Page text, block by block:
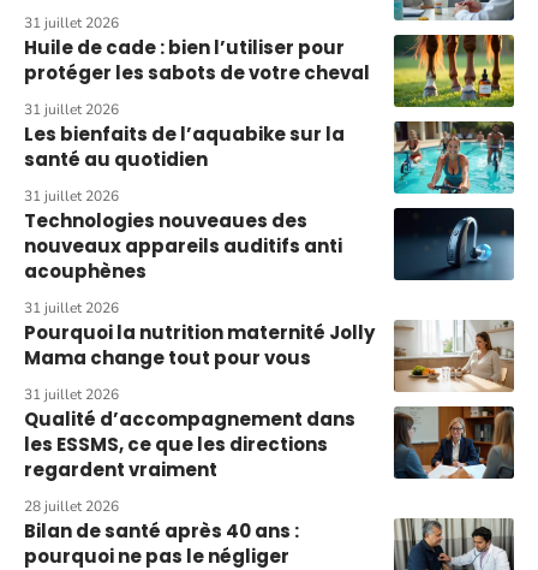
31 juillet 2026
Huile de cade : bien l’utiliser pour
protéger les sabots de votre cheval
31 juillet 2026
Les bienfaits de l’aquabike sur la
santé au quotidien
31 juillet 2026
Technologies nouveaues des
nouveaux appareils auditifs anti
acouphènes
31 juillet 2026
Pourquoi la nutrition maternité Jolly
Mama change tout pour vous
31 juillet 2026
Qualité d’accompagnement dans
les ESSMS, ce que les directions
regardent vraiment
28 juillet 2026
Bilan de santé après 40 ans :
pourquoi ne pas le négliger